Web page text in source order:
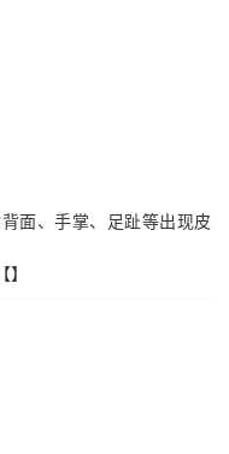
面、手掌、足趾等出现皮